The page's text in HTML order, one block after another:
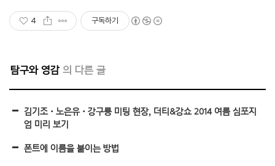
4 구독하기
탐구와 영감
김기조•노은유•강구룡 미팅 현장, 더티&강쇼 2014 여름 심포지
엄 미리 보기
폰트에 이름을 붙이는 방법